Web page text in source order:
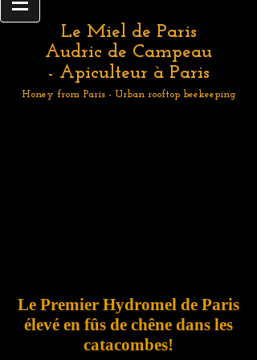
Le Miel de Paris
Audric de Campeau
- Apiculteur à Paris
Honey from Paris - Urban rooftop beekeeping
Le Premier Hydromel de Paris
élevé en fûs de chêne dans les
catacombes!